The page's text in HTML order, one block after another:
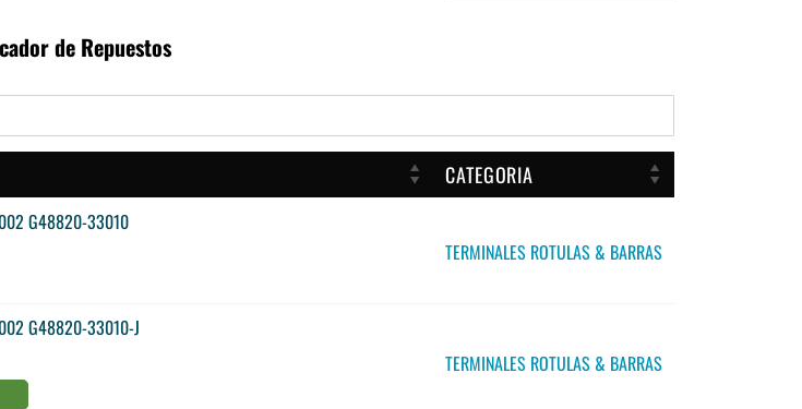
de Repuestos
CATEGORIA
G48820-33010
TERMINALES ROTULAS & BARRAS
G48820-33010-J
TERMINALES ROTULAS & BARRAS